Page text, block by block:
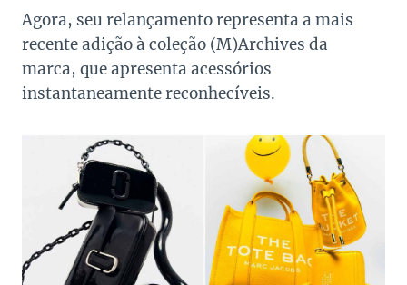
Agora, seu relançamento representa a mais
recente adição à coleção (M)Archives da
marca, que apresenta acessórios
instantaneamente reconhecíveis.